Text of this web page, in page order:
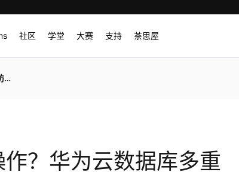
社区 学堂 大赛 支持 茶思屋
？华为云数据库多重